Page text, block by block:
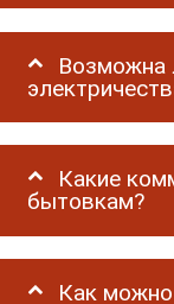
Возможна
Какие
бытовкам?
Как можно